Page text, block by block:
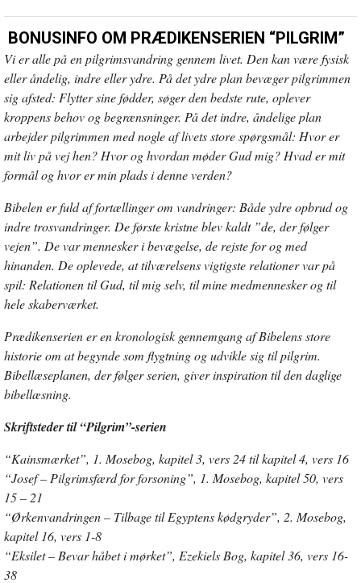
BONUSINFO OM PRÆDIKENSERIEN “PILGRIM”
Vi er alle på en pilgrimsvandring gennem livet. Den kan være fysisk
eller åndelig, indre eller ydre. På det ydre plan bevæger pilgrimmen
sig afsted: Flytter sine fødder, søger den bedste rute, oplever
kroppens behov og begrænsninger. På det indre, åndelige plan
arbejder pilgrimmen med nogle af livets store spørgsmål: Hvor er
mit liv på vej hen? Hvor og hvordan møder Gud mig? Hvad er mit
formål og hvor er min plads i denne verden?
Bibelen er fuld af fortællinger om vandringer: Både ydre opbrud og
indre trosvandringer. De første kristne blev kaldt ”de, der følger
vejen”. De var mennesker i bevægelse, de rejste for og med
hinanden. De oplevede, at tilværelsens vigtigste relationer var på
spil: Relationen til Gud, til mig selv, til mine medmennesker og til
hele skaberværket.
Prædikenserien er en kronologisk gennemgang af Bibelens store
historie om at begynde som flygtning og udvikle sig til pilgrim.
Bibellæseplanen, der følger serien, giver inspiration til den daglige
bibellæsning.
Skriftsteder til “Pilgrim”-serien
“Kainsmærket”, 1. Mosebog, kapitel 3, vers 24 til kapitel 4, vers 16
“Josef – Pilgrimsfærd for forsoning”, 1. Mosebog, kapitel 50, vers
15 – 21
“Ørkenvandringen – Tilbage til Egyptens kødgryder”, 2. Mosebog,
kapitel 16, vers 1-8
“Eksilet – Bevar håbet i mørket”, Ezekiels Bog, kapitel 36, vers 16-
38